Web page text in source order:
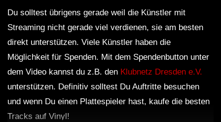
Du solltest übrigens gerade weil die Künstler mit
Streaming nicht gerade viel verdienen, sie am besten
direkt unterstützen. Viele Künstler haben die
Möglichkeit für Spenden. Mit dem Spendenbutton unter
dem Video kannst du z.B. den Klubnetz Dresden e.V.
unterstützen. Definitiv solltest Du Auftritte besuchen
und wenn Du einen Plattespieler hast, kaufe die besten
Tracks auf Vinyl!